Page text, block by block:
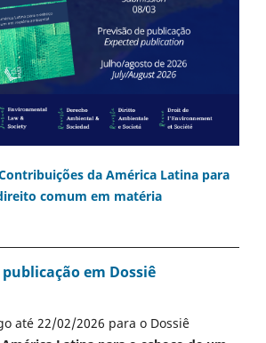
da América Latina para
comum em matéria
em Dossiê
até 22/02/2026 para o Dossiê